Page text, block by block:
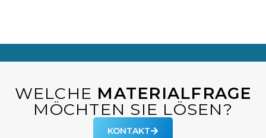
WELCHE MATERIALFRAGE
MÖCHTEN SIE LÖSEN?
KONTAKT